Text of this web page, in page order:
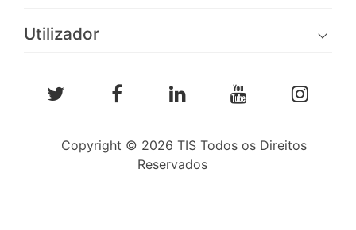
Utilizador
Copyright © 2026 TIS Todos os Direitos
Reservados